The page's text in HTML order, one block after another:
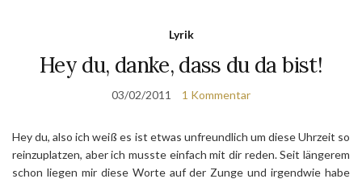
Lyrik
Hey du, danke, dass du da bist!
03/02/2011 1 Kommentar
Hey du, also ich weiß es ist etwas unfreundlich um diese Uhrzeit so
reinzuplatzen, aber ich musste einfach mit dir reden. Seit längerem
schon liegen mir diese Worte auf der Zunge und irgendwie habe